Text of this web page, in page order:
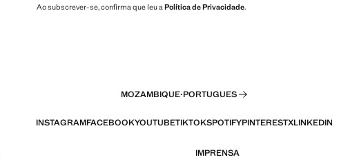
Ao subscrever-se, confirma que leu aPolítica de Privacidade.
MOZAMBIQUE·PORTUGUES
INSTAGRAMFACEBOOKYOUTUBETIKTOKSPOTIFYPINTERESTXLINKEDIN
IMPRENSA